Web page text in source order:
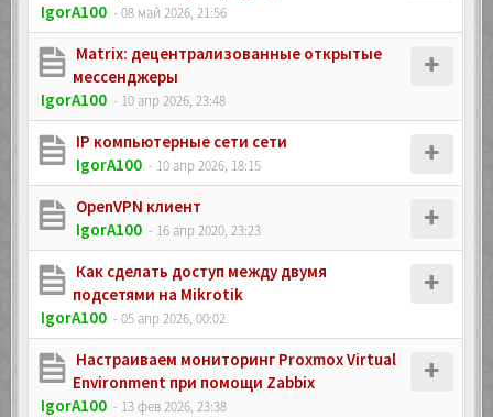
IgorA100 - 08 май 2026, 21:56
Matrix: децентрализованные открытые
мессенджеры
IgorA100 - 10 апр 2026, 23:48
IP компьютерные сети сети
IgorA100 - 10 апр 2026, 18:15
OpenVPN клиент
IgorA100 - 16 апр 2020, 23:23
Как сделать доступ между двумя
подсетями на Mikrotik
IgorA100 - 05 апр 2026, 00:02
Настраиваем мониторинг Proxmox Virtual
Environment при помощи Zabbix
IgorA100 - 13 фев 2026, 23:38